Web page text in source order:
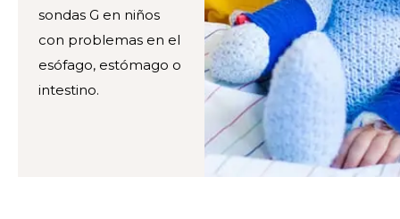
sondas G en niños
con problemas en el
esófago, estómago o
intestino.